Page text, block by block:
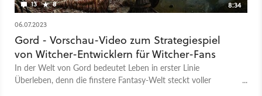
13 8
8:34
06.07.2023
Gord - Vorschau-Video zum Strategiespiel
von Witcher-Entwicklern für Witcher-Fans
In der Welt von Gord bedeutet Leben in erster Linie
Überleben, denn die finstere Fantasy-Welt steckt voller